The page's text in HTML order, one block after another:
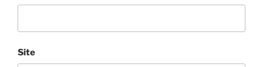
Site